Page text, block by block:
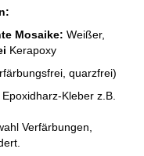
Mosaike: Weißer,
Kerapoxy
quarzfrei)
Epoxidharz-Kleber z.B.
Verfärbungen,